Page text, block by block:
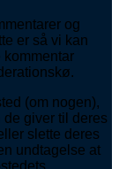
og
er så vi kan
(om nogen),
giver til deres
slette deres
undtagelse at